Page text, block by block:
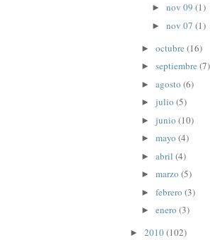
►nov 09(1)
►nov 07(1)
► octubre (16)
► septiembre (7)
► agosto (6)
► julio (5)
► junio (10)
► mayo (4)
► abril (4)
► marzo (5)
► febrero (3)
► enero (3)
► 2010(102)